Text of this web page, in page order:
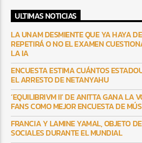
ULTIMAS NOTICIAS
LA UNAM DESMIENTE QUE YA HAYA
REPETIRÁ O NO EL EXAMEN
LA IA
ENCUESTA ESTIMA CUÁNTOS
EL ARRESTO DE NETANYAHU
‘EQUILIBRIVM II’ DE ANITTA GANA LA
FANS COMO MEJOR ENCUESTA DE
FRANCIA Y LAMINE YAMAL, OBJETO
SOCIALES DURANTE EL MUNDIAL